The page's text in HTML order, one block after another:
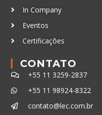
In Company
Eventos
Certificações
CONTATO
+55 11 3259-2837
+55 11 98924-8322
contato@lec.com.br